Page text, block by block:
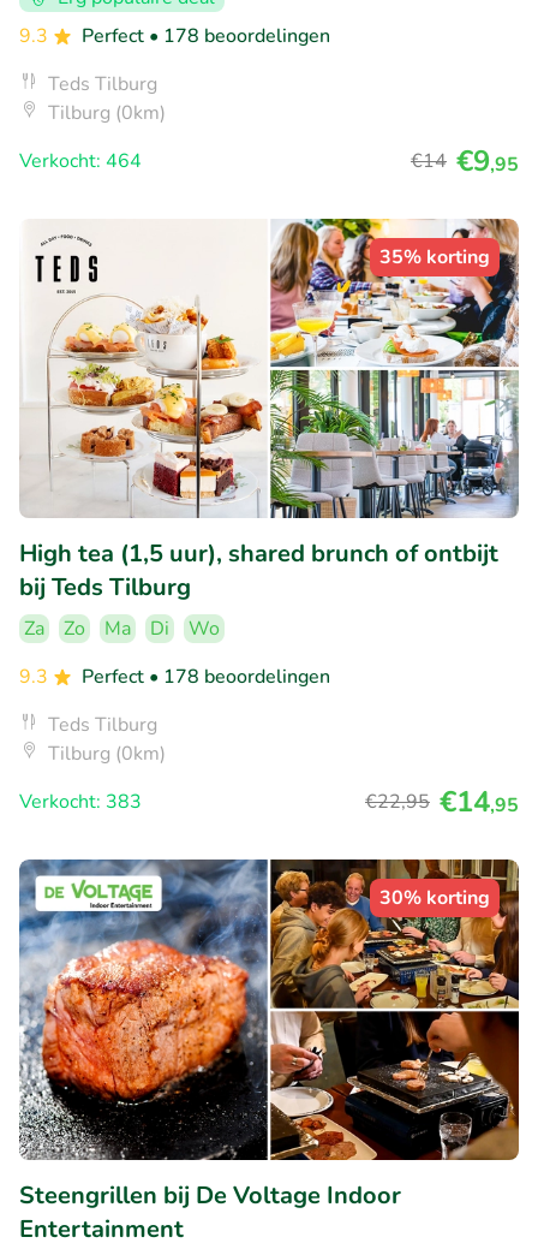
9.3
Perfect • 178 beoordelingen
Teds Tilburg
Tilburg (0km)
Verkocht: 464
€14 €9,95
35% korting
High tea (1,5 uur), shared brunch of ontbijt
bij Teds Tilburg
Za Zo Ma Di
Wo
9.3
Perfect • 178 beoordelingen
Teds Tilburg
Tilburg (0km)
Verkocht: 383
€22,95 €14,95
30% korting
Steengrillen bij De Voltage Indoor
Entertainment